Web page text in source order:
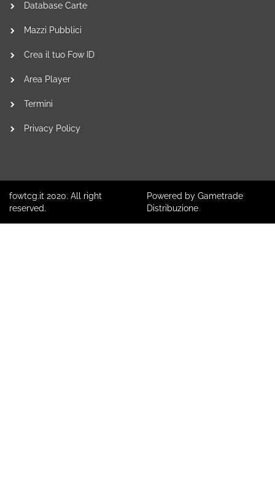
Database Carte
Mazzi Pubblici
Crea il tuo Fow ID
Area Player
Termini
Privacy Policy
fowtcg.it 2020. All right
reserved.
Powered by Gametrade
Distribuzione